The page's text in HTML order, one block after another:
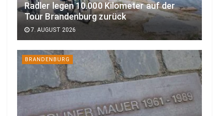
Radler legen 10.000 Kilometer auf der
Tour Brandenburg zurück
7. AUGUST 2026
BRANDENBURG